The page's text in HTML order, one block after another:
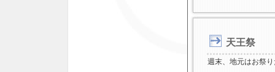
天王祭
週末、地元はお祭